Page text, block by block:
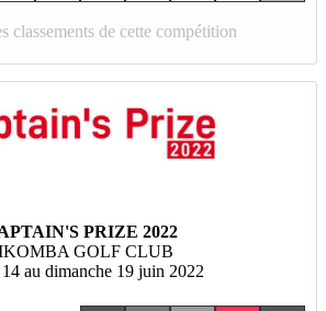
classements de cette compétition
PRIZE 2022
GOLF CLUB
au dimanche 19 juin 2022